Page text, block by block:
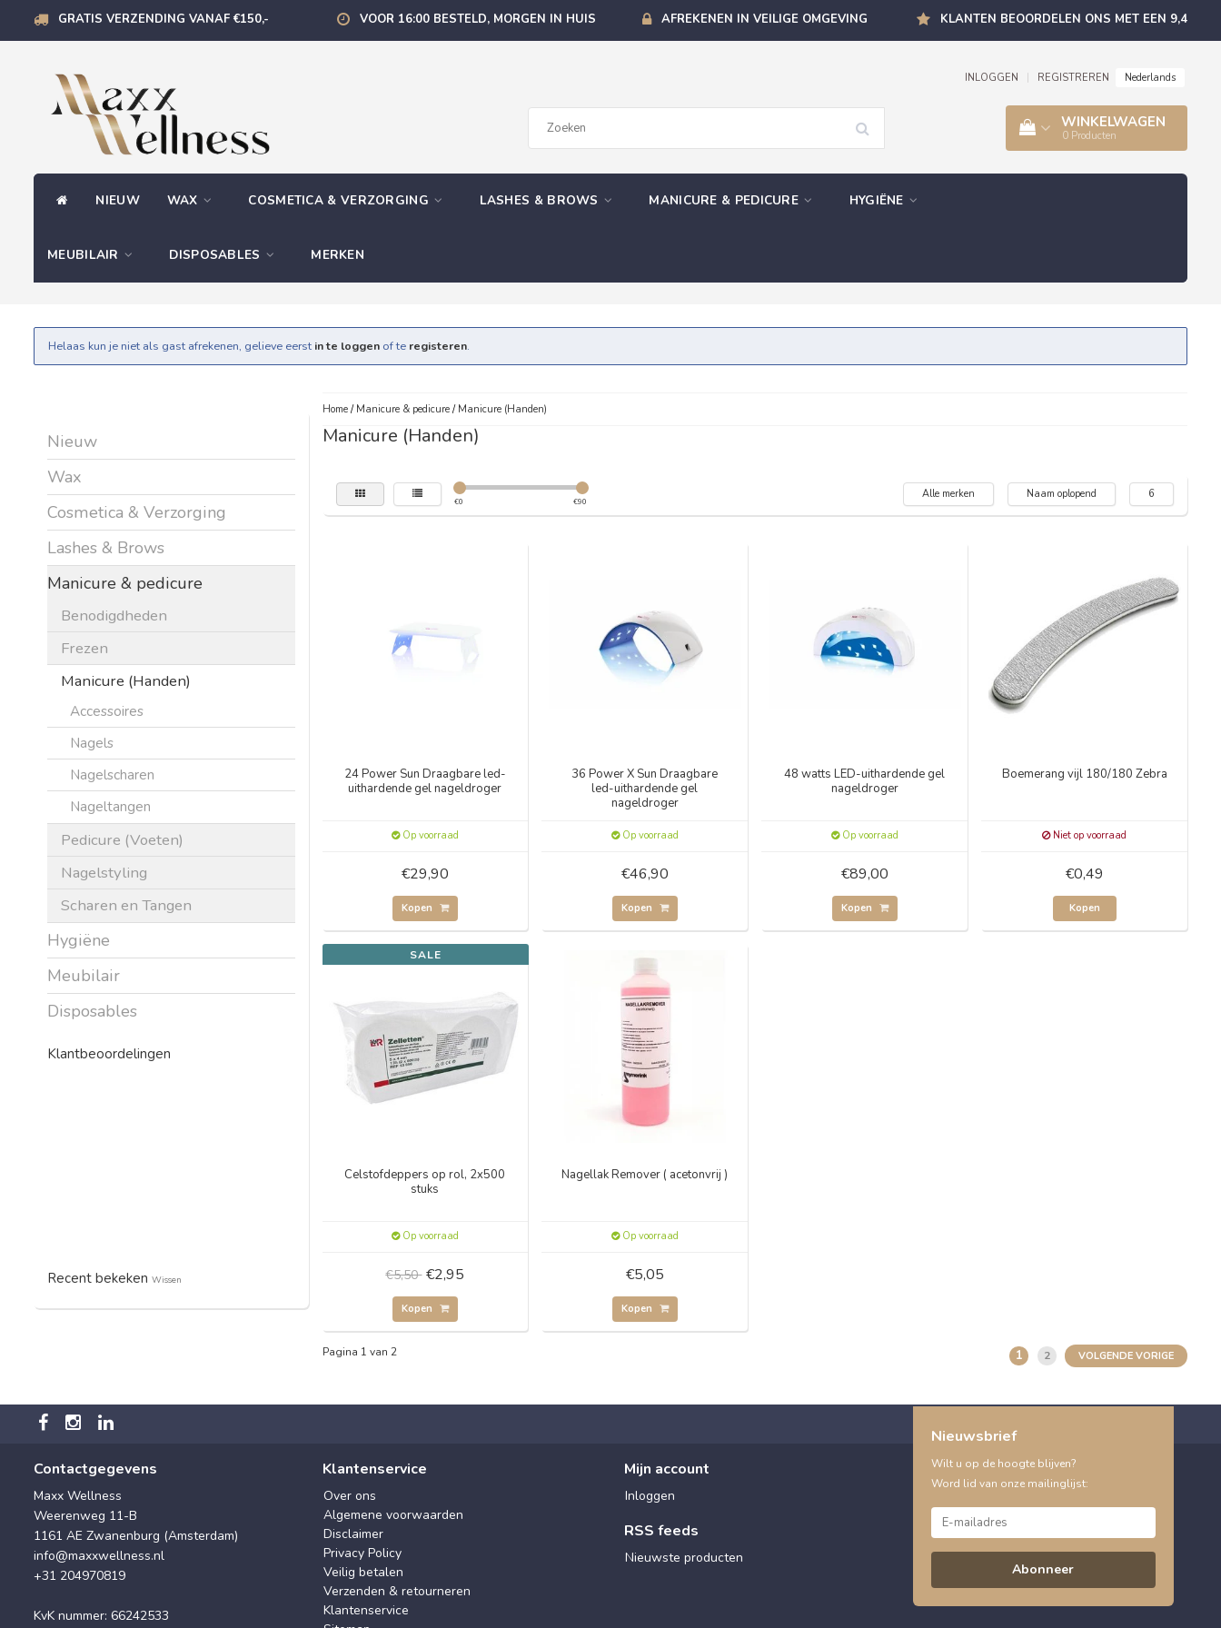
GRATIS VERZENDING VANAF €150,- VOOR 16:00 BESTELD, MORGEN IN HUIS AFREKENEN IN VEILIGE OMGEVING KLANTEN BEOORDELEN ONS MET EEN 9,4
INLOGGEN REGISTREREN Nederlands
WINKELWAGEN
0 Producten
NIEUW WAX COSMETICA & VERZORGING LASHES & BROWS MANICURE & PEDICURE HYGIËNE
MEUBILAIR DISPOSABLES MERKEN
Helaas kun je niet als gast afrekenen, gelieve eerst in te loggen of te registeren.
Nieuw
Wax
Cosmetica & Verzorging
Lashes & Brows
Manicure & pedicure
Benodigdheden
Frezen
Manicure (Handen)
Accessoires
Nagels
Nagelscharen
Nageltangen
Pedicure (Voeten)
Nagelstyling
Scharen en Tangen
Hygiëne
Meubilair
Disposables
Klantbeoordelingen
Recent bekeken Wissen
Home/ Manicure & pedicure/ Manicure (Handen)
Manicure (Handen)
€0 €90
Alle merken Naam oplopend 6
24 Power Sun Draagbare led-
uithardende gel nageldroger
Op voorraad
€29,90
Kopen
36 Power X Sun Draagbare
led-uithardende gel
nageldroger
Op voorraad
€46,90
Kopen
48 watts LED-uithardende gel
nageldroger
Op voorraad
€89,00
Kopen
Boemerang vijl 180/180 Zebra
Niet op voorraad
€0,49
Kopen
SALE
Celstofdeppers op rol, 2x500
stuks
Op voorraad
€5,50 €2,95
Kopen
Nagellak Remover ( acetonvrij )
Op voorraad
€5,05
Kopen
Pagina 1 van 2 1 2 VOLGENDE VORIGE
Contactgegevens
Maxx Wellness
Weerenweg 11-B
1161 AE Zwanenburg (Amsterdam)
info@maxxwellness.nl
+31 204970819
KvK nummer: 66242533
Klantenservice
Over ons
Algemene voorwaarden
Disclaimer
Privacy Policy
Veilig betalen
Verzenden & retourneren
Klantenservice
Mijn account
Inloggen
RSS feeds
Nieuwste producten
Nieuwsbrief
Wilt u op de hoogte blijven?
Word lid van onze mailinglijst:
Abonneer